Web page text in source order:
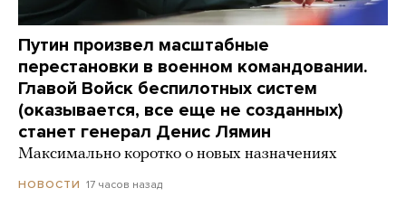
Путин произвел масштабные
перестановки в военном командовании.
Главой Войск беспилотных систем
(оказывается, все еще не созданных)
станет генерал Денис Лямин
Максимально коротко о новых назначениях
НОВОСТИ 17 часов назад